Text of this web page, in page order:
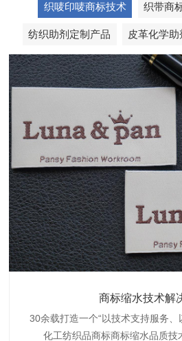
织唛印唛商标技术 织带商
纺织助剂定制产品 皮革化学助
商标缩水技术解
30余载打造一个“以技术支持服务
化工纺织品商标商标缩水品质技
织带商标防水技术
博准公司专注于织带商标防水技
纺织品商标企业打造含油量超标
服装颜色不匀技
博准是一家专注30余载设计研发
色不匀品质技术问题解决方案一
纺织品阻
博准致力于成为纺织品商标阻燃
阻燃母粒剂加工定制服